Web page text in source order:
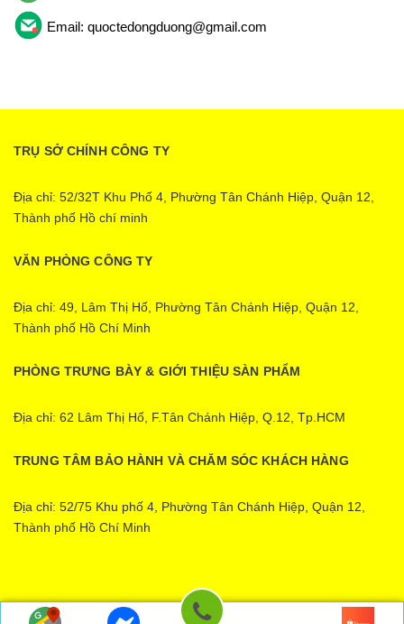
Email: quoctedongduong@gmail.com
TRỤ SỞ CHÍNH CÔNG TY
Địa chỉ: 52/32T Khu Phố 4, Phường Tân Chánh Hiệp, Quận 12,
Thành phố Hồ chí minh
VĂN PHÒNG CÔNG TY
Địa chỉ: 49, Lâm Thị Hố, Phường Tân Chánh Hiệp, Quận 12,
Thành phố Hồ Chí Minh
PHÒNG TRƯNG BÀY & GIỚI THIỆU SÀN PHẨM
Địa chỉ: 62 Lâm Thị Hố, F.Tân Chánh Hiệp, Q.12, Tp.HCM
TRUNG TÂM BẢO HÀNH VÀ CHĂM SÓC KHÁCH HÀNG
Địa chỉ: 52/75 Khu phố 4, Phường Tân Chánh Hiệp, Quận 12,
Thành phố Hồ Chí Minh
Ecopower | Cung cấp bởi